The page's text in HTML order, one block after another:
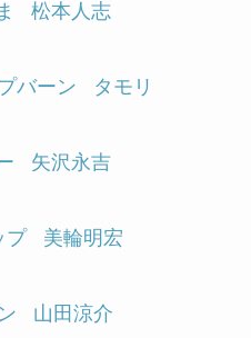
松本人志
バーン タモリ
矢沢永吉
プ 美輪明宏
山田涼介